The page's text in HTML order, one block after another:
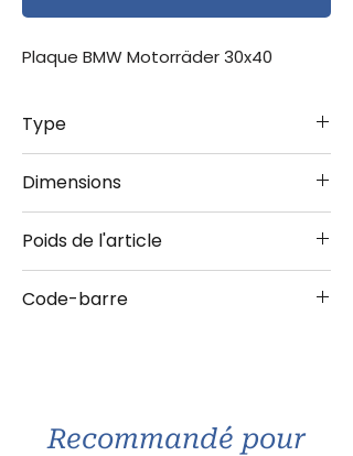
Plaque BMW Motorräder 30x40
Type
Dimensions
Poids de l'article
Code-barre
Recommandé pour